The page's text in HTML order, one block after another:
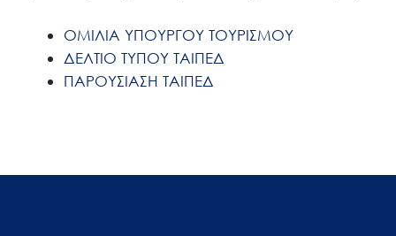
ΟΜΙΛΙΑ ΥΠΟΥΡΓΟΥ ΤΟΥΡΙΣΜΟΥ
ΔΕΛΤΙΟ ΤΥΠΟΥ ΤΑΙΠΕΔ
ΠΑΡΟΥΣΙΑΣΗ ΤΑΙΠΕΔ